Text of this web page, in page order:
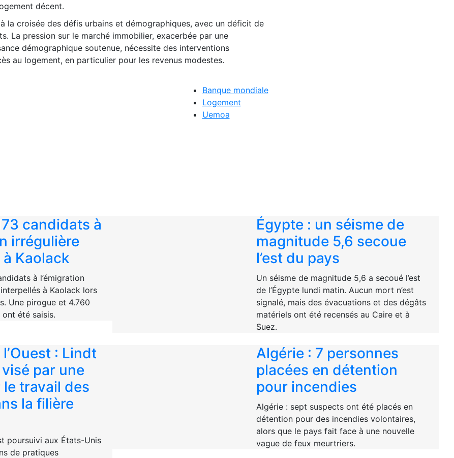
décent.
la croisée des défis urbains et démographiques, avec un déficit de
La pression sur le marché immobilier, exacerbée par une
démographique soutenue, nécessite des interventions
au logement, en particulier pour les revenus modestes.
Banque mondiale
Logement
Uemoa
candidats à
irrégulière
Kaolack
à l’émigration
à Kaolack lors
Une pirogue et 4.760
été saisis.
Égypte : un séisme de
magnitude 5,6 secoue
l’est du pays
Un séisme de magnitude 5,6 a secoué l’est
de l’Égypte lundi matin. Aucun mort n’est
signalé, mais des évacuations et des dégâts
matériels ont été recensés au Caire et à
Suez.
: Lindt
par une
travail des
la filière
poursuivi aux États-Unis
de pratiques
Algérie : 7 personnes
placées en détention
pour incendies
Algérie : sept suspects ont été placés en
détention pour des incendies volontaires,
alors que le pays fait face à une nouvelle
vague de feux meurtriers.